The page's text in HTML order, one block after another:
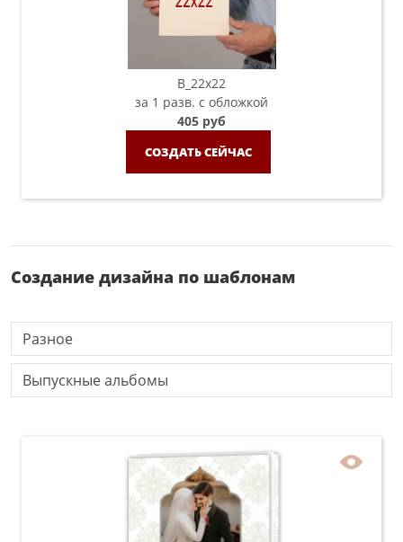
B_22х22
за 1 разв. с обложкой
405 руб
СОЗДАТЬ СЕЙЧАС
Создание дизайна по шаблонам
Разное
Выпускные альбомы